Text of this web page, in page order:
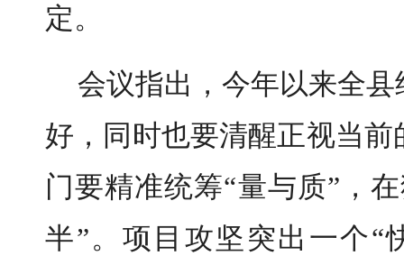
定。
会议指出，今年以来全
好，同时也要清醒正视当
门要精准统筹“量与质”，
半”。项目攻坚突出一个“